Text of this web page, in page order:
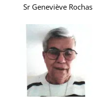
Sr Geneviève Rochas